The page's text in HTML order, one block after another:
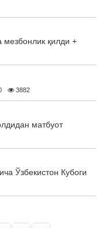
мезбонлик қилди +
3882
матбуот
Ўзбекистон Кубоги